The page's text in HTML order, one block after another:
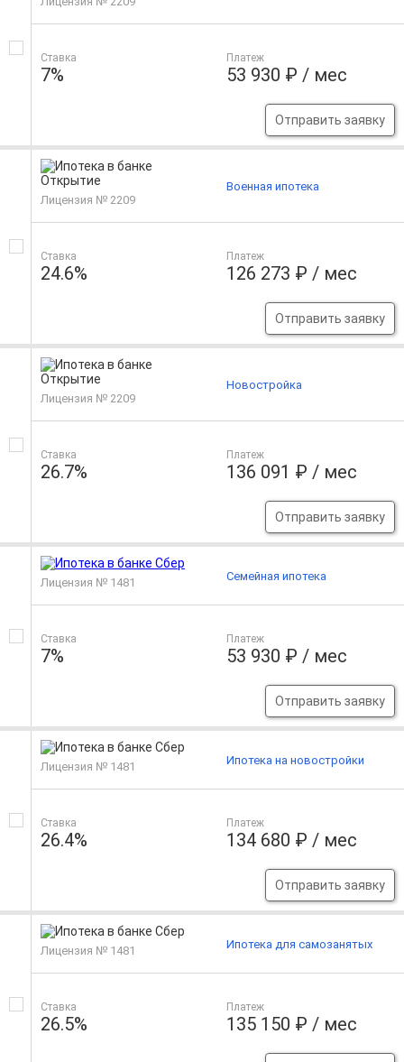
Ставка
7%
Платеж
53 930 ₽ / мес
Отправить заявку
Лицензия № 2209
Ставка
24.6%
Платеж
126 273 ₽ / мес
Отправить заявку
Военная ипотека
Лицензия № 2209
Ставка
26.7%
Платеж
136 091 ₽ / мес
Отправить заявку
Новостройка
Лицензия № 1481
Ставка
7%
Платеж
53 930 ₽ / мес
Отправить заявку
Семейная ипотека
Лицензия № 1481
Ставка
26.4%
Платеж
134 680 ₽ / мес
Отправить заявку
Ипотека на новостройки
Лицензия № 1481
Ставка
26.5%
Платеж
135 150 ₽ / мес
Ипотека для самозанятых